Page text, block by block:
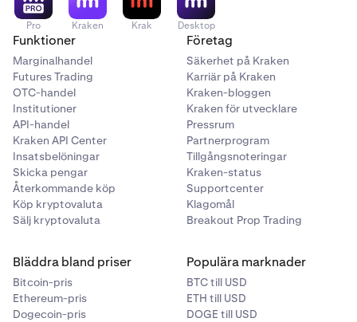
Pro Kraken Krak Desktop
Funktioner
Marginalhandel
Futures Trading
OTC-handel
Institutioner
API-handel
Kraken API Center
Insatsbelöningar
Skicka pengar
Återkommande köp
Köp kryptovaluta
Sälj kryptovaluta
Företag
Säkerhet på Kraken
Karriär på Kraken
Kraken-bloggen
Kraken för utvecklare
Pressrum
Partnerprogram
Tillgångsnoteringar
Kraken-status
Supportcenter
Klagomål
Breakout Prop Trading
Bläddra bland priser
Bitcoin-pris
Ethereum-pris
Dogecoin-pris
Populära marknader
BTC till USD
ETH till USD
DOGE till USD